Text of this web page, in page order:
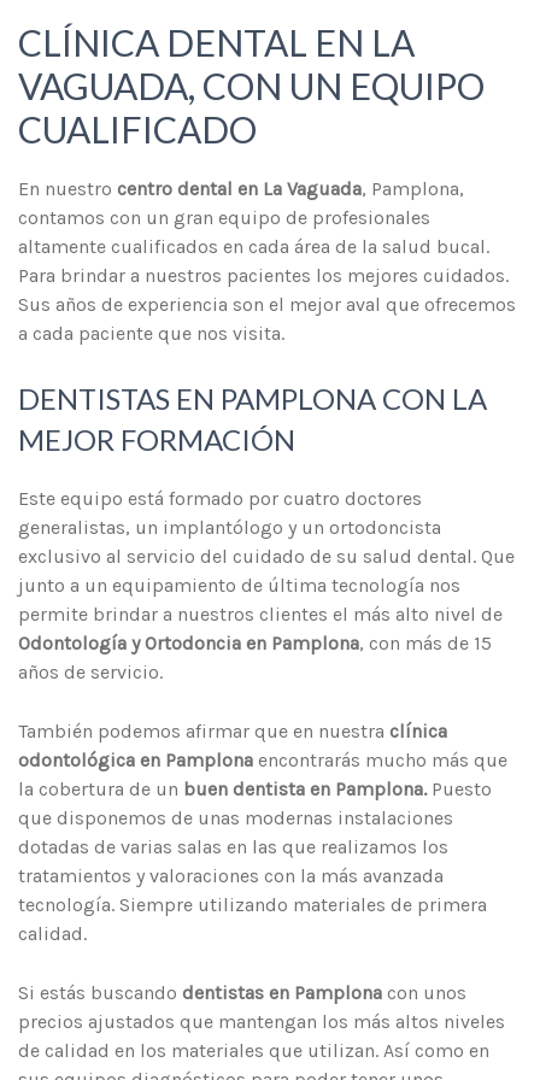
CLÍNICA DENTAL EN LA
VAGUADA, CON UN EQUIPO
CUALIFICADO
En nuestro centro dental en La Vaguada , Pamplona,
contamos con un gran equipo de profesionales
altamente cualificados en cada área de la salud bucal.
Para brindar a nuestros pacientes los mejores cuidados.
Sus años de experiencia son el mejor aval que ofrecemos
a cada paciente que nos visita.
DENTISTAS EN PAMPLONA CON LA
MEJOR FORMACIÓN
Este equipo está formado por cuatro doctores
generalistas, un implantólogo y un ortodoncista
exclusivo al servicio del cuidado de su salud dental. Que
junto a un equipamiento de última tecnología nos
permite brindar a nuestros clientes el más alto nivel de
Odontología y Ortodoncia en Pamplona
, con más de 15
años de servicio.
También podemos afirmar que en nuestra
clínica
odontológica en Pamplona
encontrarás mucho más que
la cobertura de un buen dentista en Pamplona. Puesto
que disponemos de unas modernas instalaciones
dotadas de varias salas en las que realizamos los
tratamientos y valoraciones con la más avanzada
tecnología. Siempre utilizando materiales de primera
calidad.
Si estás buscando dentistas en Pamplona
precios ajustados que mantengan los más altos niveles
de calidad en los materiales que utilizan. Así como en
sus equipos diagnósticos para poder tener unos